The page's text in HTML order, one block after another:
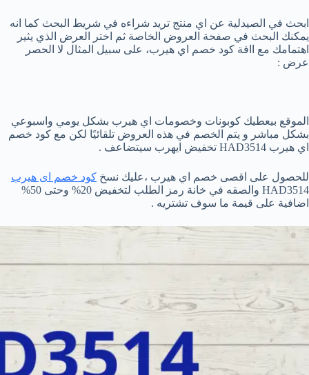
ابحث في الصيدلية عن اي منتج تريد شراءه في شريط البحث كما انه
يمكنك البحث في صفحة العروض الخاصة ثم اختر العرض الذي يثير
اهتمامك مع اافة كود خصم اي هيرب، على سبيل المثال لا الحصر
عرض :
الموقع بيعطيك كوبونات وخصومات اي هيرب بشكل يومي واسبوعي
بشكل مباشر و يتم الخصم في هذه العروض تلقائيًا لكن مع كود خصم
اي هيرب HAD3514 تخفيض ايهرب سيتضاعف .
للحصول على اقصى خصم اي هيرب ،عليك نسخ كود خصم اى هيرب
HAD3514 والصقه في خانة رمز الطلب لتخفيض 20% وحتى 50%
اضافية على قيمة ما سوف تشتريه .